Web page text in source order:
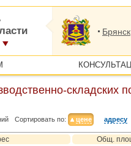
Брянск
складских
Сортировать по: цене адресу
Общ.